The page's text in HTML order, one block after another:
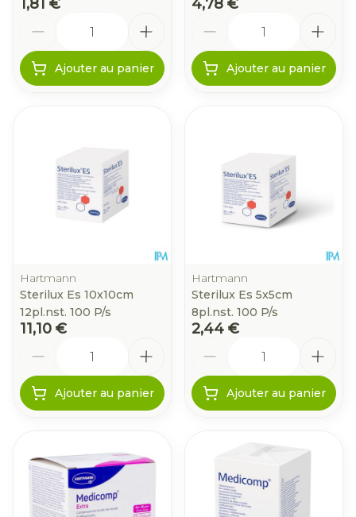
1,81 €
Ajouter au panier
4,78 €
Ajouter au panier
Hartmann
Sterilux Es 10x10cm
12pl.nst. 100 P/s
11,10 €
Ajouter au panier
Hartmann
Sterilux Es 5x5cm
8pl.nst. 100 P/s
2,44 €
Ajouter au panier